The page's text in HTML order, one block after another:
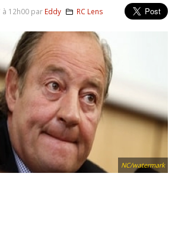
NC/watermark
12h00 par Eddy RC Lens